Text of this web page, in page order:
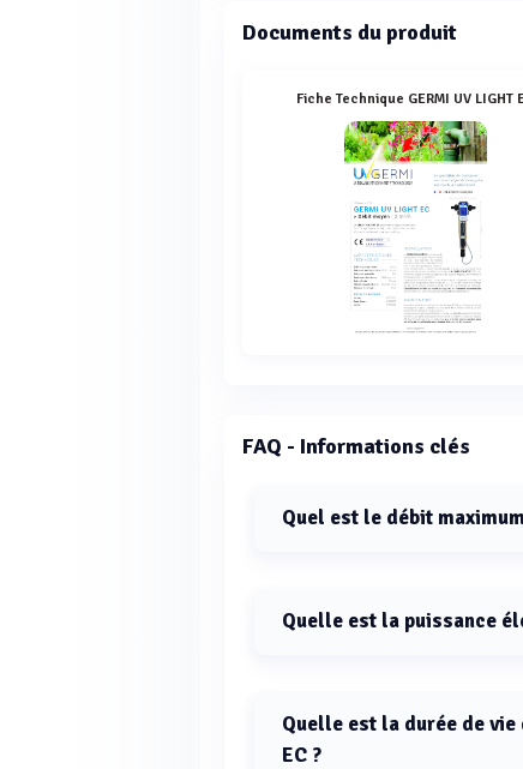
Documents du produit
Fiche Technique GERMI UV LIGHT
FAQ - Informations clés
Quel est le débit
Quelle est la puissance
Quelle est la durée de vie
EC ?